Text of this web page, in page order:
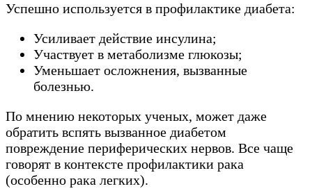
Успешно используется в профилактике диабета:
Усиливает действие инсулина;
Участвует в метаболизме глюкозы;
Уменьшает осложнения, вызванные
болезнью.
По мнению некоторых ученых, может даже
обратить вспять вызванное диабетом
повреждение периферических нервов. Все чаще
говорят в контексте профилактики рака
(особенно рака легких).